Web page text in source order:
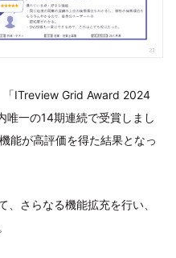
「ITreview Grid Award 2024
唯一の14期連続で受賞しまし
能が高評価を得た結果となっ
さらなる機能拡充を行い、